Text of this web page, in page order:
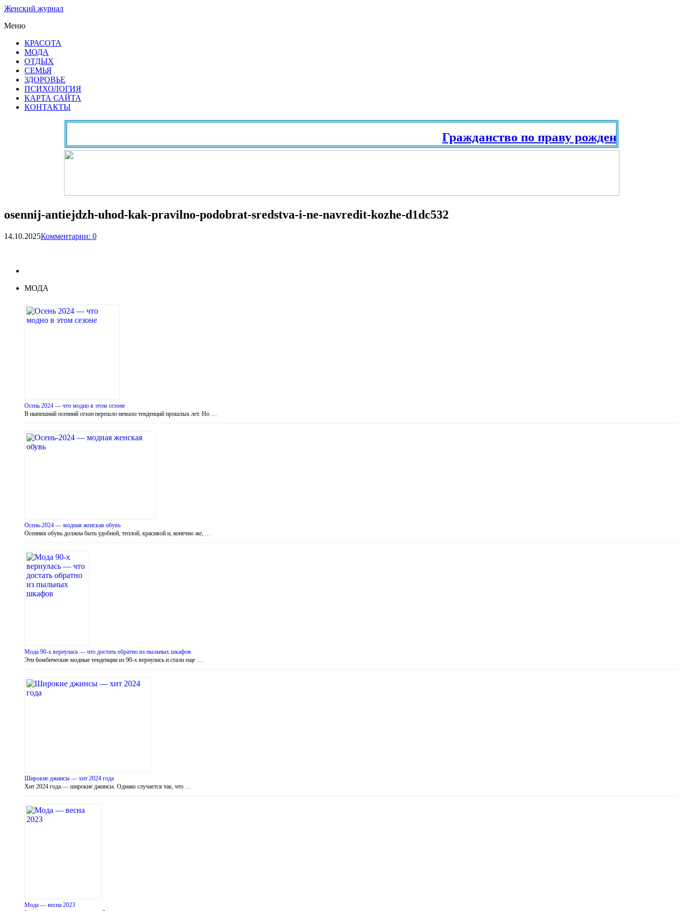
Женский журнал
Меню
КРАСОТА
МОДА
ОТДЫХ
СЕМЬЯ
ЗДОРОВЬЕ
ПСИХОЛОГИЯ
КАРТА САЙТА
КОНТАКТЫ
Гражданство по праву рождения. Паспорт
osennij-antiejdzh-uhod-kak-pravilno-podobrat-sredstva-i-ne-navredit-kozhe-d1dc532
14.10.2025Комментарии: 0
МОДА
Осень 2024 — что модно в этом сезоне
В нынешний осенний сезон перешло немало тенденций прошлых лет. Но …
Осень-2024 — модная женская обувь
Осенняя обувь должна быть удобной, теплой, красивой и, конечно же, …
Мода 90-х вернулась — что достать обратно из пыльных шкафов
Эти бомбические модные тенденции из 90-х вернулись и стали еще …
Широкие джинсы — хит 2024 года
Хит 2024 года — широкие джинсы. Однако случается так, что …
Мода — весна 2023